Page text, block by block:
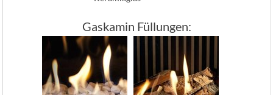
Gaskamin Füllungen: